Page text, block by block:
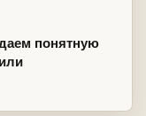
понятную